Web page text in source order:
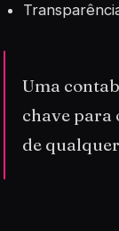
Uma
chave para
de